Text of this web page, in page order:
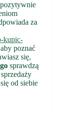
za
kupic-
poznać
się,
sprawdzą
od siebie